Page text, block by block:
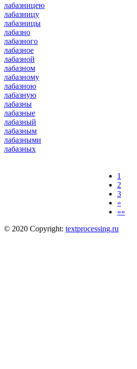
лабазницею
лабазницу
лабазницы
лабазно
лабазного
лабазное
лабазной
лабазном
лабазному
лабазною
лабазную
лабазны
лабазные
лабазный
лабазным
лабазными
лабазных
1
2
3
»
»»
© 2020 Copyright: textprocessing.ru